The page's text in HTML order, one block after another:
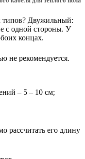
типов? Двужильный:
с одной стороны. У
концах.
не рекомендуется.
– 5 – 10 см;
рассчитать его длину